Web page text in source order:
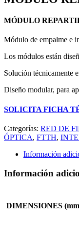
MÓDULO
Módulo de empalme e
Los módulos están
Solución técnicamente
Diseño modular, para
SOLICITA FICHA
Categorías: RED DE
ÓPTICA, FTTH,
Información
Información
DIMENSIONES